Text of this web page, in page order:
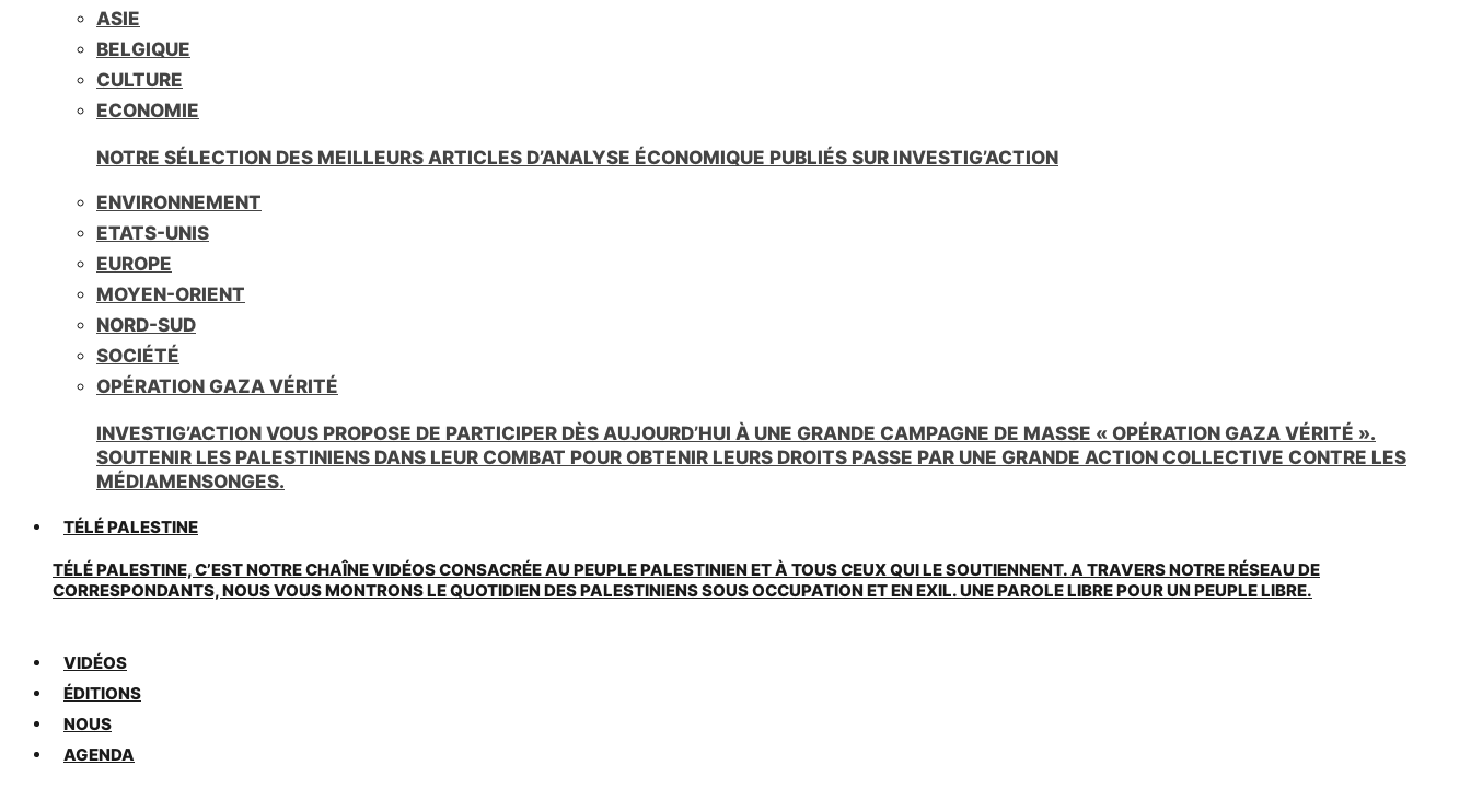
ASIE
BELGIQUE
CULTURE
ECONOMIE
NOTRE SÉLECTION DES MEILLEURS ARTICLES D’ANALYSE ÉCONOMIQUE PUBLIÉS SUR INVESTIG’ACTION
ENVIRONNEMENT
ETATS-UNIS
EUROPE
MOYEN-ORIENT
NORD-SUD
SOCIÉTÉ
OPÉRATION GAZA VÉRITÉ
INVESTIG’ACTION VOUS PROPOSE DE PARTICIPER DÈS AUJOURD’HUI À UNE GRANDE CAMPAGNE DE MASSE « OPÉRATION GAZA VÉRITÉ ».
SOUTENIR LES PALESTINIENS DANS LEUR COMBAT POUR OBTENIR LEURS DROITS PASSE PAR UNE GRANDE ACTION COLLECTIVE CONTRE LES
MÉDIAMENSONGES.
TÉLÉ PALESTINE
TÉLÉ PALESTINE, C’EST NOTRE CHAÎNE VIDÉOS CONSACRÉE AU PEUPLE PALESTINIEN ET À TOUS CEUX QUI LE SOUTIENNENT. A TRAVERS NOTRE RÉSEAU DE
CORRESPONDANTS, NOUS VOUS MONTRONS LE QUOTIDIEN DES PALESTINIENS SOUS OCCUPATION ET EN EXIL. UNE PAROLE LIBRE POUR UN PEUPLE LIBRE.
VIDÉOS
ÉDITIONS
NOUS
AGENDA